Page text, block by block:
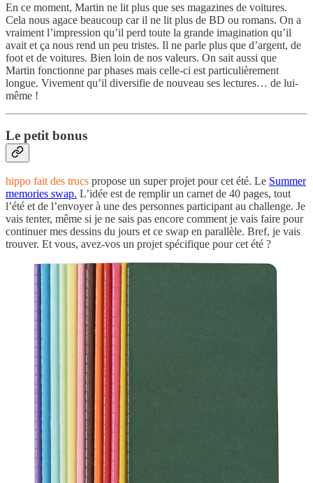
En ce moment, Martin ne lit plus que ses magazines de voitures.
Cela nous agace beaucoup car il ne lit plus de BD ou romans. On a
vraiment l’impression qu’il perd toute la grande imagination qu’il
avait et ça nous rend un peu tristes. Il ne parle plus que d’argent, de
foot et de voitures. Bien loin de nos valeurs. On sait aussi que
Martin fonctionne par phases mais celle-ci est particulièrement
longue. Vivement qu’il diversifie de nouveau ses lectures… de lui-
même !
Le petit bonus
hippo fait des trucs propose un super projet pour cet été. Le Summer
memories swap. L’idée est de remplir un carnet de 40 pages, tout
l’été et de l’envoyer à une des personnes participant au challenge. Je
vais tenter, même si je ne sais pas encore comment je vais faire pour
continuer mes dessins du jours et ce swap en parallèle. Bref, je vais
trouver. Et vous, avez-vos un projet spécifique pour cet été ?